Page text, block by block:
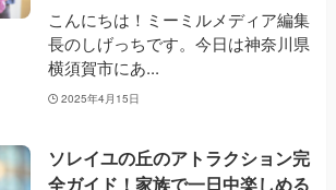
こんにちは！ミーミルメディア編集
長のしげっちです。今日は神奈川県
横須賀市にあ...
2025年4月15日
ソレイユの丘のアトラクション完
全ガイド！家族で一日中楽しめる